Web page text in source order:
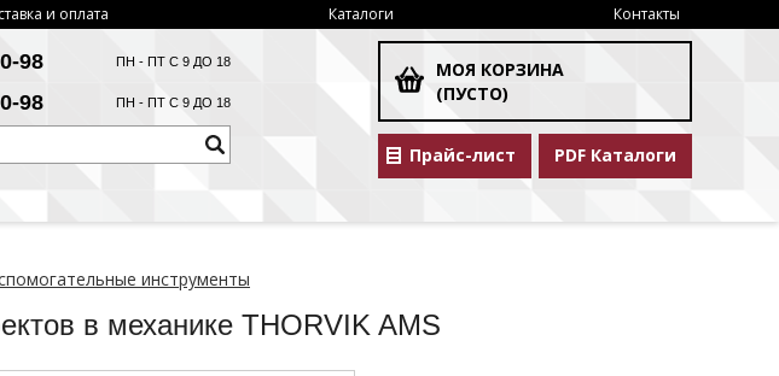
и оплата Каталоги Контакты
98 ПН - ПТ С 9 ДО 18
98 ПН - ПТ С 9 ДО 18
МОЯ КОРЗИНА
(ПУСТО)
Прайс-лист PDF Каталоги
инструменты
в механике THORVIK AMS